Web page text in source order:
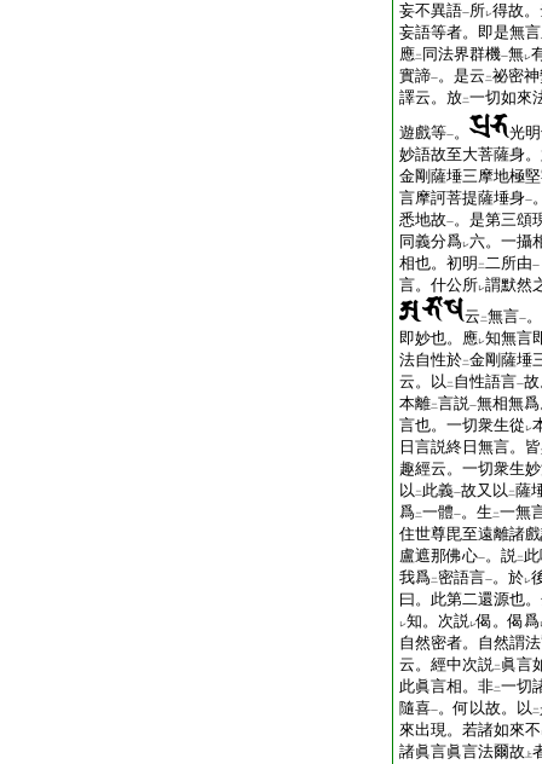
妄不異語一所レ得故
妄語等者。即是無
應二 同法界群機一無レ
實諦一。是云 二祕密
譯云。放二一切如來
遊戲等一。
光
妙語故至大菩薩身
金剛薩埵三摩地極
言摩訶菩提薩埵身一
悉地故一。是第三頌
同義分爲レ六。一攝
相也。初明 二二所由一
言。什公所レ謂默然
云 二無言一。
即妙也。應レ知無言
法自性於二金剛薩埵
云。以 二 自性語言一
本離二言説一無相無
言也。一切衆生從 レ
日言説終日無言。
趣經云。一切衆生
以 二 此義一故又以 二薩
爲二一體一。生 二一無
住世尊毘至遠離諸
盧遮那佛心一。説二
我爲二密語言一。於レ
曰。此第二還源也
レ知。次説レ偈。偈爲
自然密者。自然謂
云。經中次説二 眞言
此眞言相。非二一切
隨喜一。何以故。以 二
來出現。若諸如來不
諸眞言眞言法爾故 上